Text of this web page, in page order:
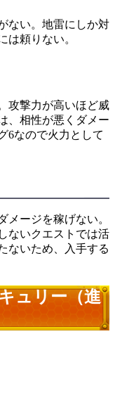
ない。地雷にしか対
は頼りない。
攻撃力が高いほど威
、相性が悪くダメー
6なので火力として
メージを稼げない。
ないクエストでは活
ないため、入手する
ュリー（進